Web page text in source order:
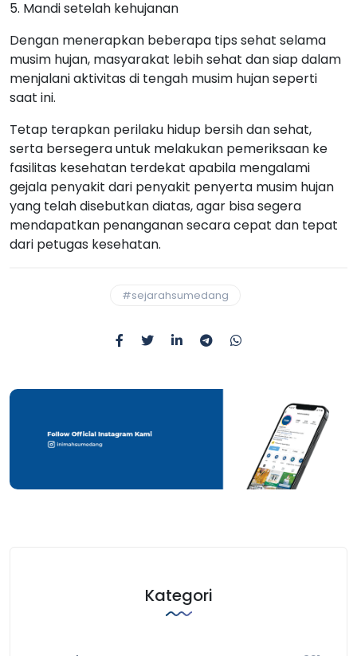
5. Mandi setelah kehujanan
Dengan menerapkan beberapa tips sehat selama
musim hujan, masyarakat lebih sehat dan siap dalam
menjalani aktivitas di tengah musim hujan seperti
saat ini.
Tetap terapkan perilaku hidup bersih dan sehat,
serta bersegera untuk melakukan pemeriksaan ke
fasilitas kesehatan terdekat apabila mengalami
gejala penyakit dari penyakit penyerta musim hujan
yang telah disebutkan diatas, agar bisa segera
mendapatkan penanganan secara cepat dan tepat
dari petugas kesehatan.
#sejarahsumedang
Kategori